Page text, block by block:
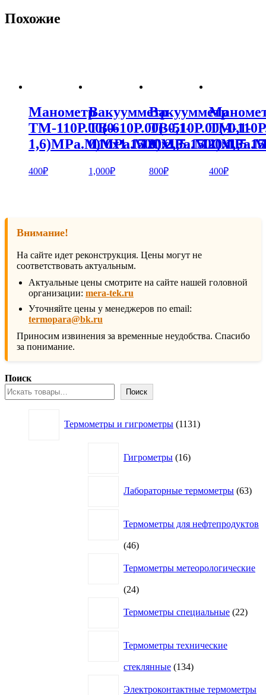
Похожие
Манометр
ТМ-110Р.00(0-
1,6)MPa.М10х1.150С.2,5
400₽
Вакуумметр
ТВ-610Р.00(-0,1-
0)MPa.M20х1,5.150С.1,5
1,000₽
Вакуумметр
ТВ-510Р.00(-0,1-
800₽
ТМ-
400₽
Внимание!
На сайте идет реконструкция. Цены могут не
соответствовать актуальным.
Актуальные цены смотрите на сайте нашей головной
организации: mera-tek.ru
Уточняйте цены у менеджеров по email:
termopara@bk.ru
Приносим извинения за временные неудобства. Спасибо
за понимание.
Поиск
Поиск
Термометры и гигрометры 1131товар
Гигрометры 16товаров
Лабораторные термометры 63
Термометры для нефтепродуктов
4646
Термометры метеорологические
2424
Термометры специальные 22
Термометры технические
стеклянные 134134
Электроконтактные термометры